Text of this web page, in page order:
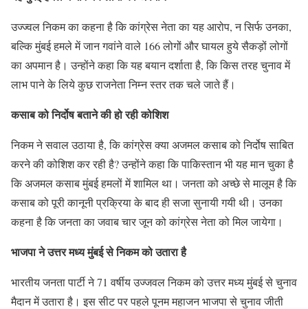
उज्ज्वल निकम का कहना है कि कांग्रेस नेता का यह आरोप, न सिर्फ उनका,
बल्कि मुंबई हमले में जान गवांने वाले 166 लोगों और घायल हुये सैकड़ों लोगों
का अपमान है। उन्होंने कहा कि यह बयान दर्शाता है, कि किस तरह चुनाव में
लाभ पाने के लिये कुछ राजनेता निम्न स्तर तक चले जाते हैं।
कसाब को निर्दोष बताने की हो रही कोशिश
निकम ने सवाल उठाया है, कि कांग्रेस क्या अजमल कसाब को निर्दोष साबित
करने की कोशिश कर रही है? उन्होंने कहा कि पाकिस्तान भी यह मान चुका है
कि अजमल कसाब मुंबई हमलों में शामिल था। जनता को अच्छे से मालूम है कि
कसाब को पूरी कानूनी प्रक्रिया के बाद ही सजा सुनायी गयी थी। उनका
कहना है कि जनता का जवाब चार जून को कांग्रेस नेता को मिल जायेगा।
भाजपा ने उत्तर मध्य मुंबई से निकम को उतारा है
भारतीय जनता पार्टी ने 71 वर्षीय उज्जवल निकम को उत्तर मध्य मुंबई से चुनाव
मैदान में उतारा है। इस सीट पर पहले पूनम महाजन भाजपा से चुनाव जीती